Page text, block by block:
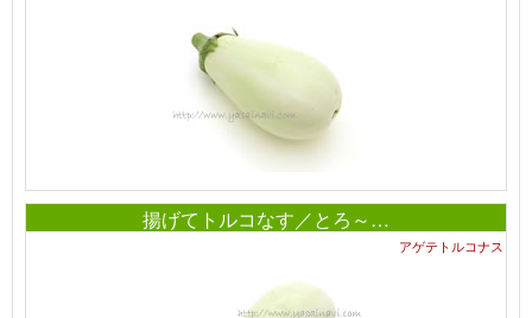
揚げてトルコなす／とろ～…
アゲテトルコナス